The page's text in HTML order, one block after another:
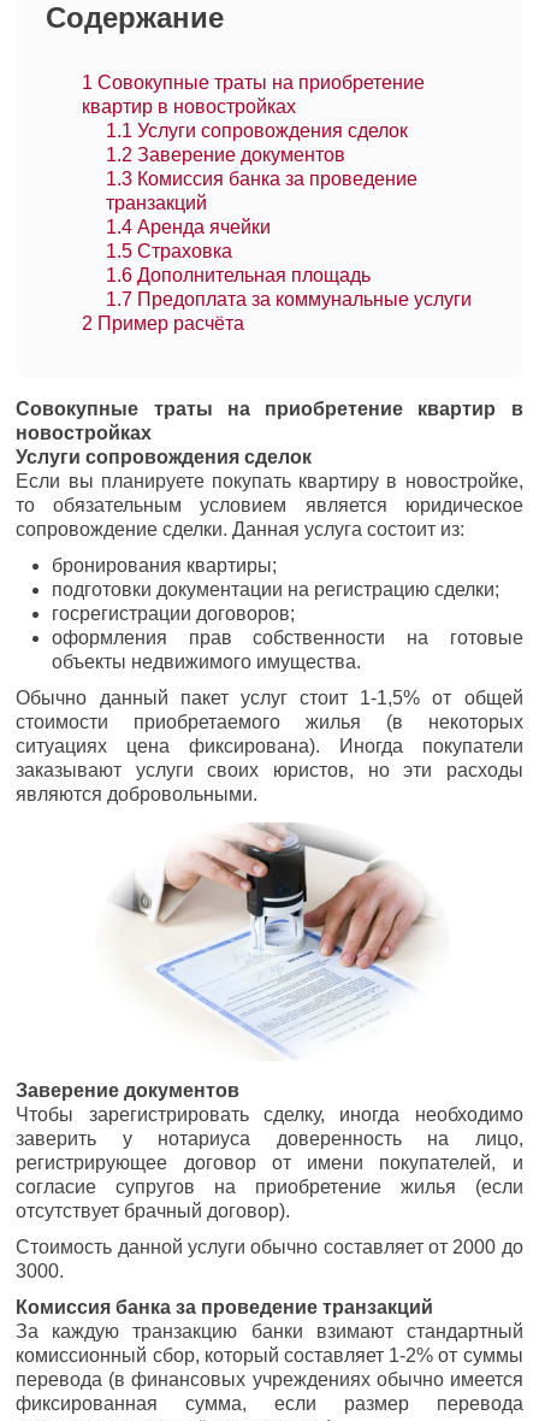
Содержание
1 Совокупные траты на приобретение
квартир в новостройках
1.1 Услуги сопровождения сделок
1.2 Заверение документов
1.3 Комиссия банка за проведение
транзакций
1.4 Аренда ячейки
1.5 Страховка
1.6 Дополнительная площадь
1.7 Предоплата за коммунальные услуги
2 Пример расчёта
Совокупные траты на приобретение квартир в
новостройках
Услуги сопровождения сделок
Если вы планируете покупать квартиру в новостройке,
то обязательным условием является юридическое
сопровождение сделки. Данная услуга состоит из:
бронирования квартиры;
подготовки документации на регистрацию сделки;
госрегистрации договоров;
оформления прав собственности на готовые
объекты недвижимого имущества.
Обычно данный пакет услуг стоит 1-1,5% от общей
стоимости приобретаемого жилья (в некоторых
ситуациях цена фиксирована). Иногда покупатели
заказывают услуги своих юристов, но эти расходы
являются добровольными.
Заверение документов
Чтобы зарегистрировать сделку, иногда необходимо
заверить у нотариуса доверенность на лицо,
регистрирующее договор от имени покупателей, и
согласие супругов на приобретение жилья (если
отсутствует брачный договор).
Стоимость данной услуги обычно составляет от 2000 до
3000.
Комиссия банка за проведение транзакций
За каждую транзакцию банки взимают стандартный
комиссионный сбор, который составляет 1-2% от суммы
перевода (в финансовых учреждениях обычно имеется
фиксированная сумма, если размер перевода